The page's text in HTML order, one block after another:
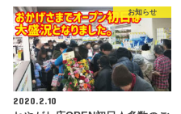
お知らせ
2020.2.10